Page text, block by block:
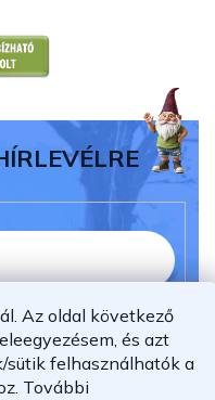
Az oldal következő
és azt
sütik felhasználhatók a
További
azadatvédelmi